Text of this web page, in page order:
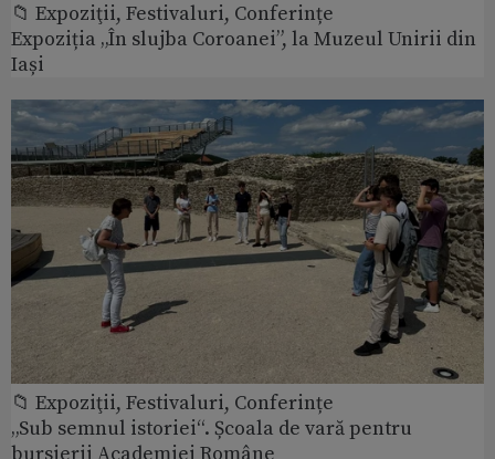
📁 Expoziţii, Festivaluri, Conferințe
Expoziția „În slujba Coroanei”, la Muzeul Unirii din
Iași
📁 Expoziţii, Festivaluri, Conferințe
„Sub semnul istoriei“. Școala de vară pentru